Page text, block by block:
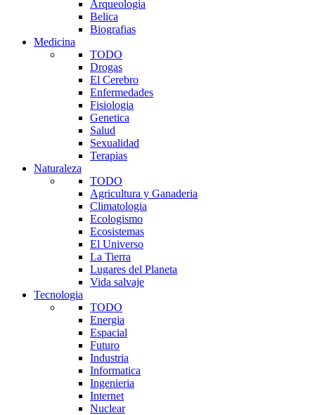
Arqueologia
Belica
Biografias
Medicina
TODO
Drogas
El Cerebro
Enfermedades
Fisiologia
Genetica
Salud
Sexualidad
Terapias
Naturaleza
TODO
Agricultura y Ganaderia
Climatologia
Ecologismo
Ecosistemas
El Universo
La Tierra
Lugares del Planeta
Vida salvaje
Tecnologia
TODO
Energia
Espacial
Futuro
Industria
Informatica
Ingenieria
Internet
Nuclear